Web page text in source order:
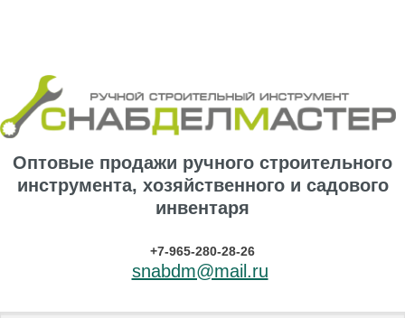
Оптовые продажи ручного строительного
инструмента, хозяйственного и садового
инвентаря
+7-965-280-28-26
snabdm@mail.ru